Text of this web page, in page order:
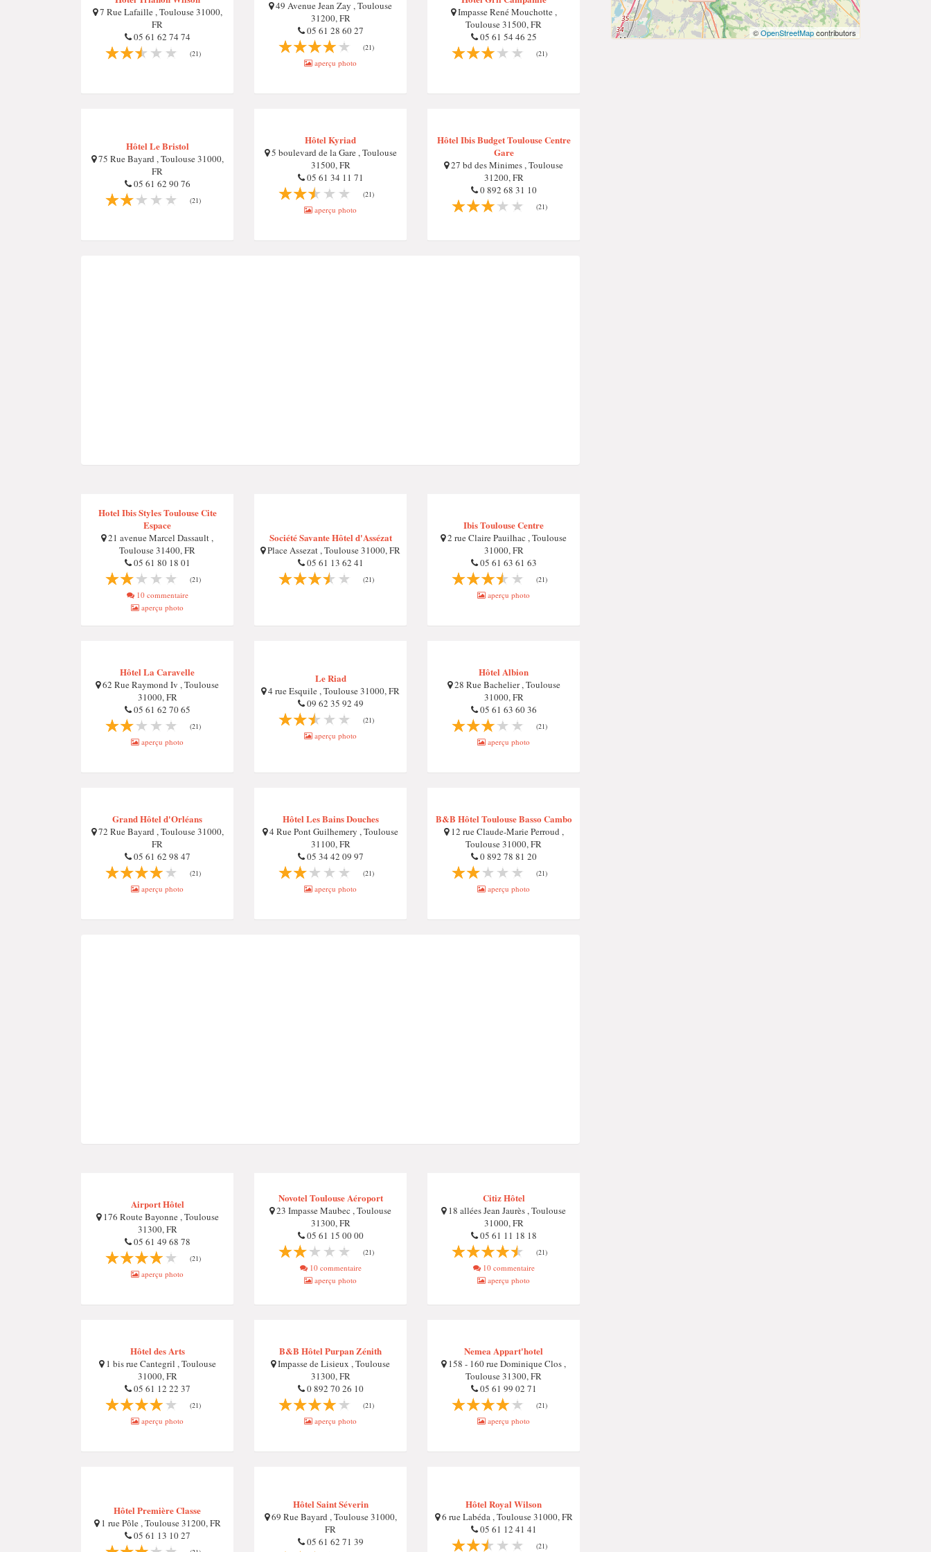
7 Rue Lafaille , Toulouse 31000,
FR
05 61 62 74 74
(21)
49 Avenue Jean Zay , Toulouse
31200, FR
05 61 28 60 27
(21)
aperçu photo
Impasse René Mouchotte ,
Toulouse 31500, FR
05 61 54 46 25
(21)
Hôtel Le Bristol
75 Rue Bayard , Toulouse 31000,
FR
05 61 62 90 76
(21)
Hôtel Kyriad
5 boulevard de la Gare , Toulouse
31500, FR
05 61 34 11 71
(21)
aperçu photo
Hôtel Ibis Budget Toulouse Centre
Gare
27 bd des Minimes , Toulouse
31200, FR
0 892 68 31 10
(21)
Hotel Ibis Styles Toulouse Cite
Espace
21 avenue Marcel Dassault ,
Toulouse 31400, FR
05 61 80 18 01
(21)
10 commentaire
aperçu photo
Société Savante Hôtel d'Assézat
Place Assezat , Toulouse 31000, FR
05 61 13 62 41
(21)
Ibis Toulouse Centre
2 rue Claire Pauilhac , Toulouse
31000, FR
05 61 63 61 63
(21)
aperçu photo
Hôtel La Caravelle
62 Rue Raymond Iv , Toulouse
31000, FR
05 61 62 70 65
(21)
aperçu photo
Le Riad
4 rue Esquile , Toulouse 31000, FR
09 62 35 92 49
(21)
aperçu photo
Hôtel Albion
28 Rue Bachelier , Toulouse
31000, FR
05 61 63 60 36
(21)
aperçu photo
Grand Hôtel d'Orléans
72 Rue Bayard , Toulouse 31000,
FR
05 61 62 98 47
(21)
aperçu photo
Hôtel Les Bains Douches
4 Rue Pont Guilhemery , Toulouse
31100, FR
05 34 42 09 97
(21)
aperçu photo
B&B Hôtel Toulouse Basso Cambo
12 rue Claude-Marie Perroud ,
Toulouse 31000, FR
0 892 78 81 20
(21)
aperçu photo
Airport Hôtel
176 Route Bayonne , Toulouse
31300, FR
05 61 49 68 78
(21)
aperçu photo
Novotel Toulouse Aéroport
23 Impasse Maubec , Toulouse
31300, FR
05 61 15 00 00
(21)
10 commentaire
aperçu photo
Citiz Hôtel
18 allées Jean Jaurès , Toulouse
31000, FR
05 61 11 18 18
(21)
10 commentaire
aperçu photo
Hôtel des Arts
1 bis rue Cantegril , Toulouse
31000, FR
05 61 12 22 37
(21)
aperçu photo
B&B Hôtel Purpan Zénith
Impasse de Lisieux , Toulouse
31300, FR
0 892 70 26 10
(21)
aperçu photo
Nemea Appart'hotel
158 - 160 rue Dominique Clos ,
Toulouse 31300, FR
05 61 99 02 71
(21)
aperçu photo
Hôtel Première Classe
1 rue Pôle , Toulouse 31200, FR
05 61 13 10 27
Hôtel Saint Séverin
69 Rue Bayard , Toulouse 31000,
FR
05 61 62 71 39
Hôtel Royal Wilson
6 rue Labéda , Toulouse 31000, FR
05 61 12 41 41
(21)
©OpenStreetMapcontributors